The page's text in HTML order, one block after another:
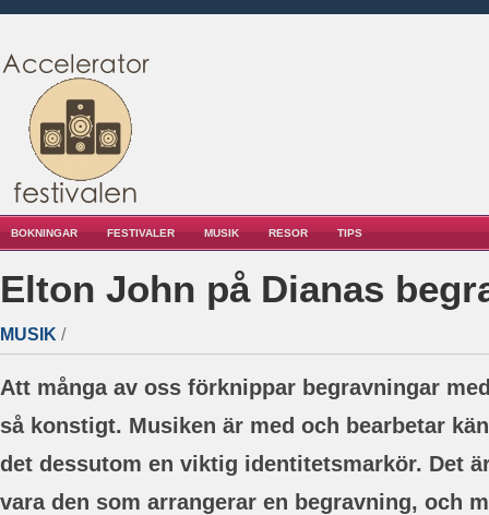
BOKNINGAR FESTIVALER MUSIK RESOR TIPS
Elton John på Dianas
MUSIK /
Att många av oss förknippar begravningar
så konstigt. Musiken är med och bearbetar
det dessutom en viktig identitetsmarkör. Det
vara den som arrangerar en begravning, och